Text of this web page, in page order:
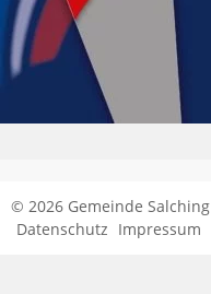
© 2026 Gemeinde Salching
Datenschutz Impressum